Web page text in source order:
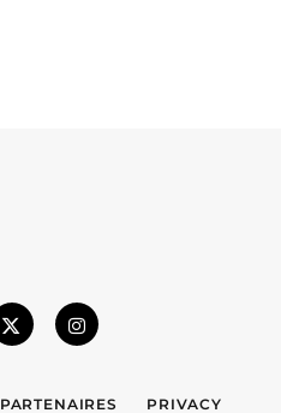
PARTENAIRES PRIVACY